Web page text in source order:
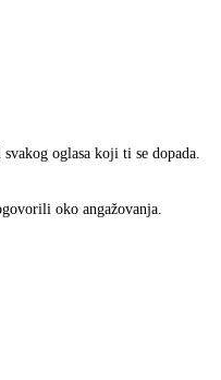
oglasa koji ti se dopada.
oko angažovanja.